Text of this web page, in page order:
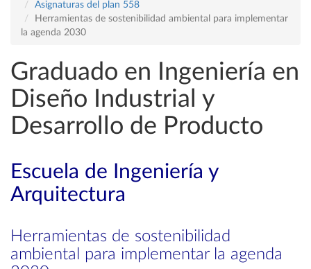
Asignaturas del plan 558
Herramientas de sostenibilidad ambiental para implementar
la agenda 2030
Graduado en Ingeniería en
Diseño Industrial y
Desarrollo de Producto
Escuela de Ingeniería y
Arquitectura
Herramientas de sostenibilidad
ambiental para implementar la agenda